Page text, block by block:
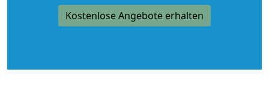
Kostenlose Angebote erhalten